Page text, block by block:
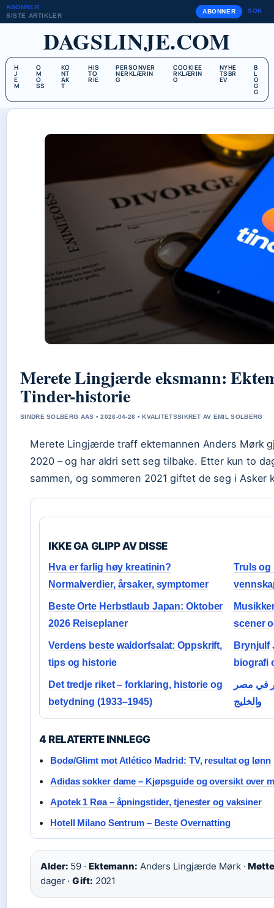
ABONNER
SISTE ARTIKLER
ABONNER SOK
DAGSLINJE.COM
H
J
E
M
O
M
O
SS
KO
NT
AK
T
HIS
TO
RIE
PERSONVER
NERKLÆRIN
G
COOKIEE
RKLÆRIN
G
NYHE
TSBR
EV
B
L
O
G
G
Merete Lingjærde eksmann:
Tinder-historie
SINDRE SOLBERG AAS • 2026-04-26 • KVALITETSSIKRET AV EMIL SOLBERG
Merete Lingjærde traff ektemannen Anders Mørk
2020 – og har aldri sett seg tilbake. Etter kun to
sammen, og sommeren 2021 giftet de seg i Asker
IKKE GA GLIPP AV DISSE
Hva er farlig høy kreatinin?
Normalverdier, årsaker, symptomer
Truls og
Beste Orte Herbstlaub Japan: Oktober
2026 Reiseplaner
scener
Verdens beste waldorfsalat: Oppskrift,
tips og historie
Brynjulf
biografi
Det tredje riket – forklaring, historie og
betydning (1933–1945)
في مصر
والخليج
4 RELATERTE INNLEGG
Bodø/Glimt mot Atlético Madrid: TV, resultat og lønn
Adidas sokker dame – Kjøpsguide og oversikt over
Apotek 1 Røa – åpningstider, tjenester og vaksiner
Hotell Milano Sentrum – Beste Overnatting
Alder: 59 · Ektemann: Anders Lingjærde Mørk ·
dager ·Gift: 2021